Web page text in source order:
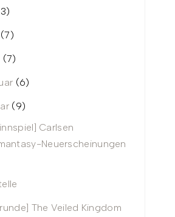
(7)
(7)
(6)
(9)
Carlsen
Neuerscheinungen
The Veiled Kingdom